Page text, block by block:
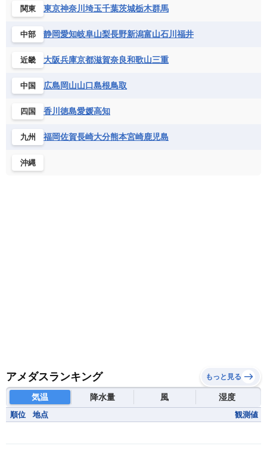
ベルギー
ボスニア・ヘルツェゴビナ
モナコ公国
モルドバ
モンテネグロ
ラトビア
リトアニア
リヒテンシュタイン
北マケドニア
セントビンセント及びグレナディーン諸島
セントルシア
チリ
トリニダード・トバゴ
ドミニカ共和国
ニカラグア共和国
ハイチ共和国
バルバドス
パナマ
フランス領ギアナ
ベネズエラ
ベリーズ
ボリビア
メキシコ
コンゴ共和国
コンゴ民主共和国
コートジボワール
サントメ・プリンシペ民主共和国
ザンビア共和国
シエラレオネ共和国
ジブチ共和国
ジンバブエ
セントヘレナ諸島
セーシェル
チュニジア
ナミビア
ニジェール
ブルキナファソ
マダガスカル
関東 東京神奈川 埼玉千葉茨城栃木群馬
中部 静岡愛知岐阜山梨長野新潟富山石川 福井
近畿 大阪兵庫京都滋賀奈良和歌山三重
中国 広島岡山山口島根鳥取
四国 香川 徳島愛媛高知
九州 福岡佐賀長崎大分熊本宮崎鹿児島
沖縄
アメダスランキング もっと見る
気温 降水量 風 湿度
順位 地点 観測値